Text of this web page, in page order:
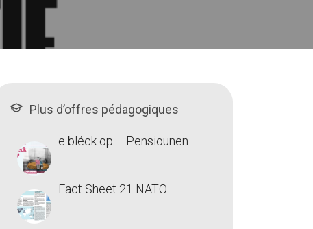
Plus d’offres pédagogiques
e bléck op … Pensiounen
Fact Sheet 21 NATO